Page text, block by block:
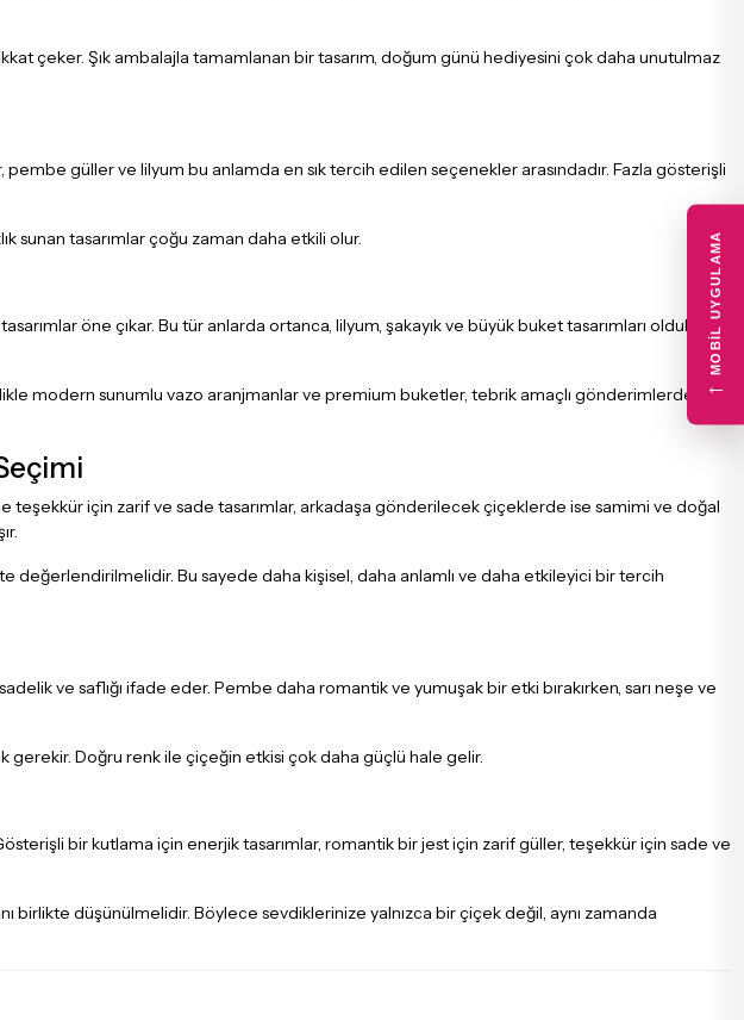
çeker. Şık ambalajla tamamlanan bir tasarım, doğum günü hediyesini çok daha unutulmaz
güller ve lilyum bu anlamda en sık tercih edilen seçenekler arasındadır. Fazla gösterişli
sunan tasarımlar çoğu zaman daha etkili olur.
öne çıkar. Bu tür anlarda ortanca, lilyum, şakayık ve büyük buket tasarımları oldukça
modern sunumlu vazo aranjmanlar ve premium buketler, tebrik amaçlı gönderimlerde şık
için zarif ve sade tasarımlar, arkadaşa gönderilecek çiçeklerde ise samimi ve doğal
değerlendirilmelidir. Bu sayede daha kişisel, daha anlamlı ve daha etkileyici bir tercih
ve saflığı ifade eder. Pembe daha romantik ve yumuşak bir etki bırakırken, sarı neşe ve
gerekir. Doğru renk ile çiçeğin etkisi çok daha güçlü hale gelir.
bir kutlama için enerjik tasarımlar, romantik bir jest için zarif güller, teşekkür için sade ve
birlikte düşünülmelidir. Böylece sevdiklerinize yalnızca bir çiçek değil, aynı zamanda
MOBIL UYGULAMA
←